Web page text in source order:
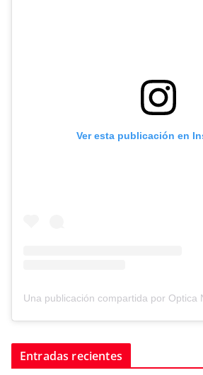
Ver esta publicación en
Una publicación compartida por Optica Nacional
Entradas recientes